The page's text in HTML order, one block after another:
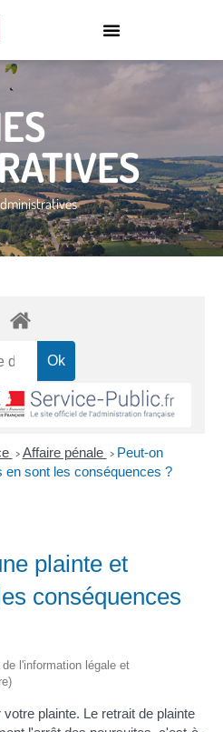
> Affaire pénale > Peut-on
en sont les conséquences ?
plainte et
conséquences
l'information légale et
plainte. Le retrait de plainte